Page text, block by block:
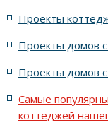
Все проекты домов
с фасадом до 21
Проекты
Проекты домов
Проекты домов
Самые
коттеджей